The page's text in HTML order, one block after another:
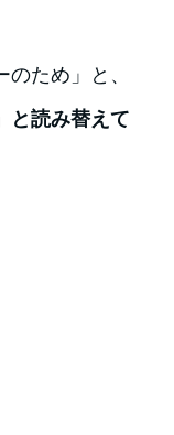
ため」と、
と読み替えて